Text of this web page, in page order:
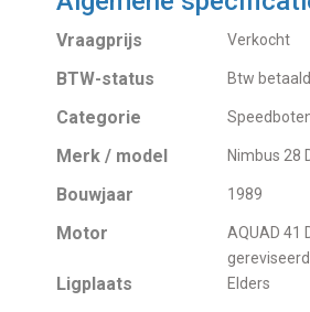
Vraagprijs Verkocht
BTW-status Btw betaald
Categorie
Merk / model Nimbus 28
Bouwjaar 1989
Motor
AQUAD 41
Ligplaats Elders